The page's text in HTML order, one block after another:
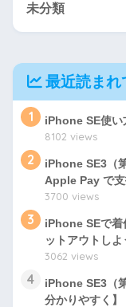
未分類
最近読まれ
1
iPhone SE使い
8102 views
2
iPhone SE3（
Apple Pay で支
3700 views
3
iPhone SEで着
ットアウトしよ
3062 views
4
iPhone SE3（
分かりやすく】